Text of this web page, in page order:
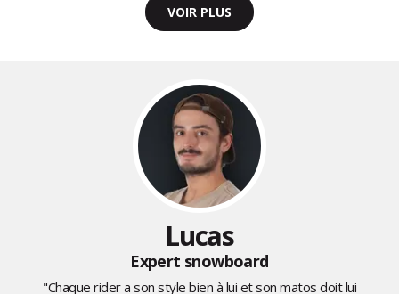
VOIR PLUS
Lucas
Expert snowboard
"Chaque rider a son style bien à lui et son matos doit lui